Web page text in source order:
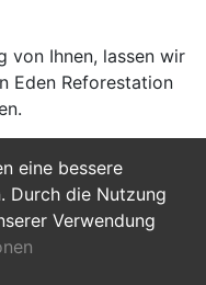
eine bessere
Durch die Nutzung
Verwendung
von Ihnen, lassen wir
Eden Reforestation